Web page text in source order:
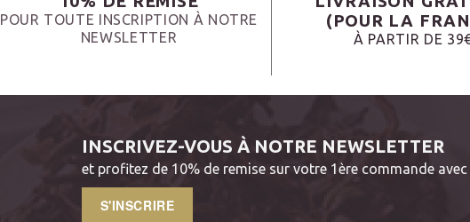
POUR TOUTE INSCRIPTION À NOTRE
NEWSLETTER
(POUR LA
À PARTIR DE
INSCRIVEZ-VOUS À NOTRE NEWSLETTER
et profitez de 10% de remise sur votre 1ère commande
S'INSCRIRE